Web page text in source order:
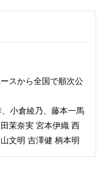
スから全国で順次公
小倉綾乃、藤本一馬
茉奈実 宮本伊織 西
文明 吉澤健 柄本明